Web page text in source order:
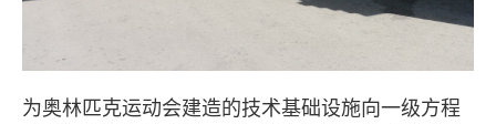
为奥林匹克运动会建造的技术基础设施向一级方程